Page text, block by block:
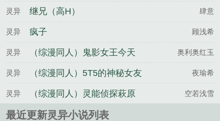
灵异 继兄（高H） 肆意
灵异 疯子 顾浅希
灵异
（综漫同人）鬼影女王今天
被迫跳槽了吗？
奥利奥红玉
灵异 （综漫同人）5T5的神秘女友 夜瑜希
灵异
（综漫同人）灵能侦探萩原
柿子
空若浅雪
最近更新灵异小说列表